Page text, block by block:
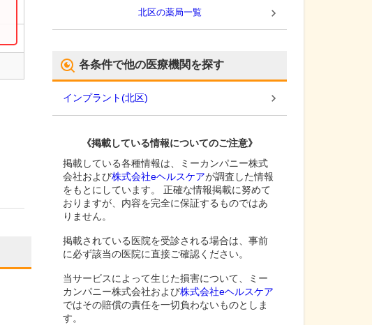
北区の薬局一覧
各条件で他の医療機関を探す
インプラント(北区)
《掲載している情報についてのご注意》
掲載している各種情報は、ミーカンパニー株式
会社および株式会社eヘルスケアが調査した情報
をもとにしています。 正確な情報掲載に努めて
おりますが、内容を完全に保証するものではあ
りません。
掲載されている医院を受診される場合は、事前
に必ず該当の医院に直接ご確認ください。
当サービスによって生じた損害について、ミー
カンパニー株式会社および株式会社eヘルスケア
ではその賠償の責任を一切負わないものとしま
す。